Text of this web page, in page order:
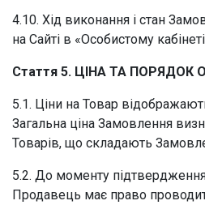
4.10. Хід виконання і стан
на Сайті в «Особистому
Стаття 5. ЦІНА ТА ПОРЯДОК
5.1. Ціни на Товар
Загальна ціна Замовлення
Товарів, що складають
5.2. До моменту
Продавець має право